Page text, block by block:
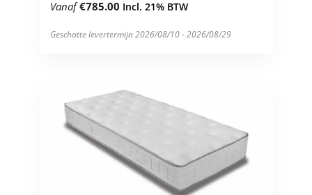
Vanaf €785.00 Incl. 21% BTW
Geschatte levertermijn 2026/08/10 - 2026/08/29